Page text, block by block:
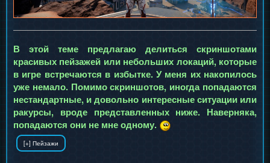
В этой теме предлагаю делиться скриншотами
красивых пейзажей или небольших локаций, которые
в игре встречаются в избытке. У меня их накопилось
уже немало. Помимо скриншотов, иногда попадаются
нестандартные, и довольно интересные ситуации или
ракурсы, вроде представленных ниже. Наверняка,
попадаются они не мне одному.